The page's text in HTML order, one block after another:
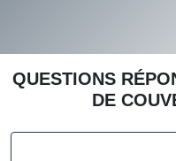
QUESTIONS
DE